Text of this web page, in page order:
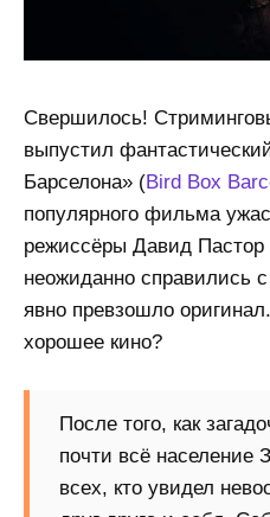
Свершилось!
выпустил
Барселона» (Bird Box
популярного фильма
режиссёры Давид Пастор
неожиданно справились
явно превзошло
хорошее кино?
После того, как
почти всё население
всех, кто увидел